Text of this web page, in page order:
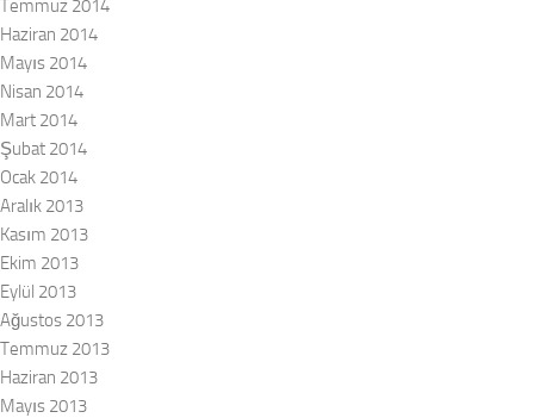
Temmuz 2014
Haziran 2014
Mayıs 2014
Nisan 2014
Mart 2014
Şubat 2014
Ocak 2014
Aralık 2013
Kasım 2013
Ekim 2013
Eylül 2013
Ağustos 2013
Temmuz 2013
Haziran 2013
Mayıs 2013